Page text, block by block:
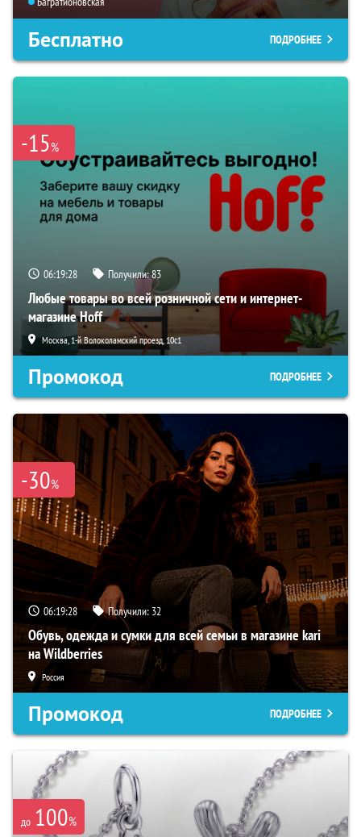
Бесплатно ПОДРОБНЕЕ
-15%
06:19:27 Получили:83
Любые товары во всей розничной сети и интернет-
магазине Hoff
Москва, 1-й Волоколамский проезд, 10с1
Промокод ПОДРОБНЕЕ
-30%
06:19:27 Получили: 32
Обувь, одежда и сумки для всей семьи в магазине kari
на Wildberries
Россия
Промокод ПОДРОБНЕЕ
до 100%